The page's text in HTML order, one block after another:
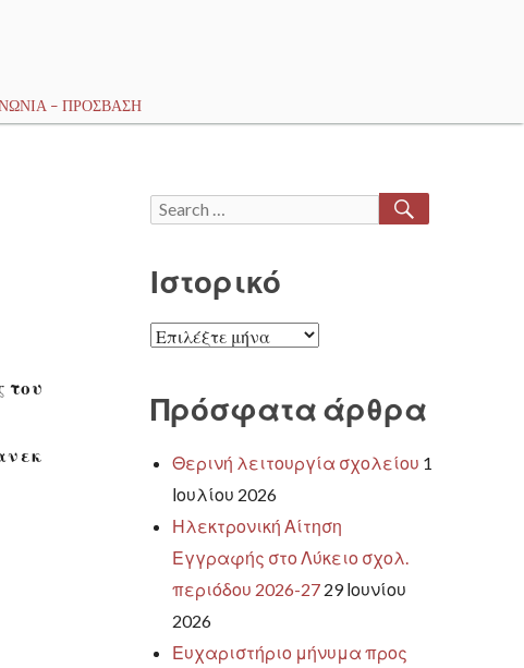
– ΠΡΌΣΒΑΣΗ
του
εκ
Search
Ιστορικό
Ιστορικό
Πρόσφατα άρθρα
Θερινή λειτουργία σχολείου 1
Ιουλίου 2026
Ηλεκτρονική Αίτηση
Εγγραφής στο Λύκειο σχολ.
περιόδου 2026-27 29 Ιουνίου
2026
Ευχαριστήριο μήνυμα προς